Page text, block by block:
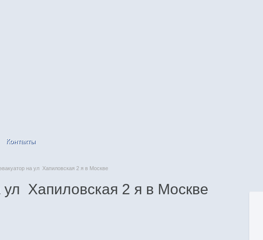
Контакты
на ул Хапиловская 2 я в Москве
ул Хапиловская 2 я в Москве